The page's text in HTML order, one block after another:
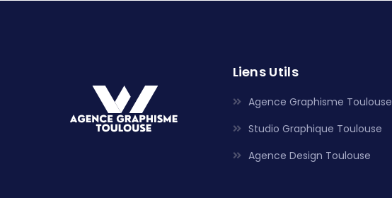
Liens Utils
Agence Graphisme Toulouse
Studio Graphique Toulouse
Agence Design Toulouse